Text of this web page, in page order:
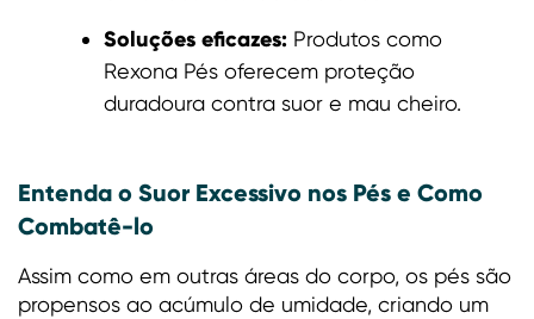
Soluções eficazes: Produtos como
Rexona Pés oferecem proteção
duradoura contra suor e mau cheiro.
Entenda o Suor Excessivo nos Pés e Como
Combatê-lo
Assim como em outras áreas do corpo, os pés são
propensos ao acúmulo de umidade, criando um